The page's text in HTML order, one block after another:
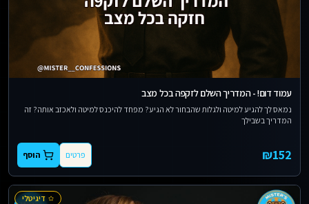
עמוד דום! - המדריך השלם לזקפה בכל מצב
נמאס לך להגיע למיטה ולגלות שהבחור לא הגיע? מפחד להיכנס למיטה ולאכזב אותה? זה
המדריך בשבילך
₪152 פרטים הוסף
דיגיטלי